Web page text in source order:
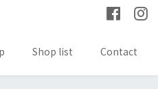
Shop list Contact